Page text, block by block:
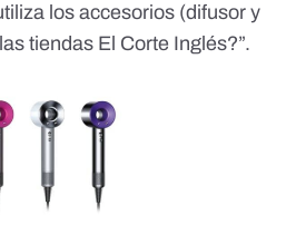
los accesorios (difusor y
tiendas El Corte Inglés?”.